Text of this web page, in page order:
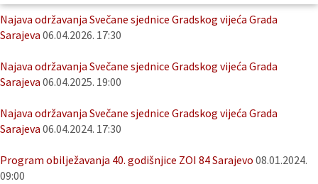
Najava održavanja Svečane sjednice Gradskog vijeća Grada
Sarajeva 06.04.2026. 17:30
Najava održavanja Svečane sjednice Gradskog vijeća Grada
Sarajeva 06.04.2025. 19:00
Najava održavanja Svečane sjednice Gradskog vijeća Grada
Sarajeva 06.04.2024. 17:30
Program obilježavanja 40. godišnjice ZOI 84 Sarajevo 08.01.2024.
09:00